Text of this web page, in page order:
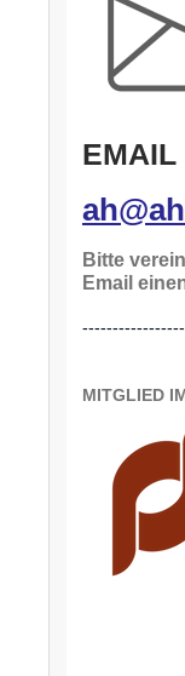
EMAIL
Bitte
Email
MITGLIED